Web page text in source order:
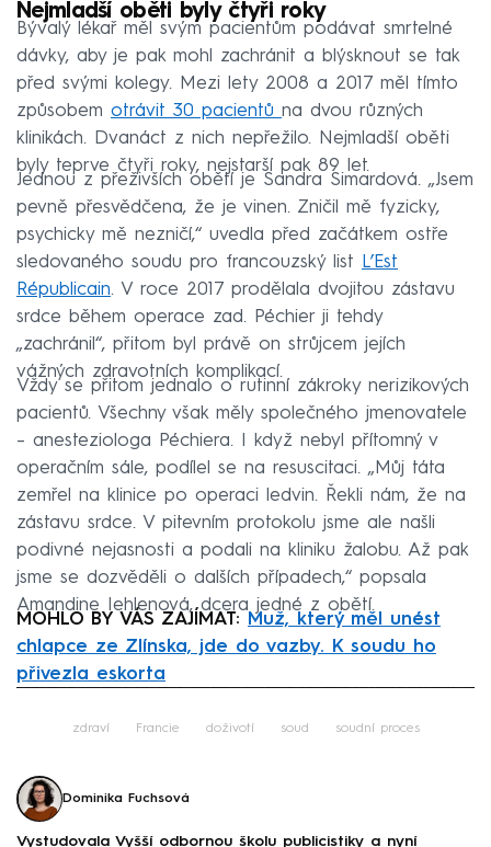
Nejmladší oběti byly čtyři roky
Bývalý lékař měl svým pacientům podávat smrtelné
dávky, aby je pak mohl zachránit a blýsknout se tak
před svými kolegy. Mezi lety 2008 a 2017 měl tímto
způsobem otrávit 30 pacientů na dvou různých
klinikách. Dvanáct z nich nepřežilo. Nejmladší oběti
byly teprve čtyři roky, nejstarší pak 89 let.
Jednou z přeživších obětí je Sandra Simardová. „Jsem
pevně přesvědčena, že je vinen. Zničil mě fyzicky,
psychicky mě nezničí,“ uvedla před začátkem ostře
sledovaného soudu pro francouzský list L’Est
Républicain. V roce 2017 prodělala dvojitou zástavu
srdce během operace zad. Péchier ji tehdy
„zachránil“, přitom byl právě on strůjcem jejích
vážných zdravotních komplikací.
Vždy se přitom jednalo o rutinní zákroky nerizikových
pacientů. Všechny však měly společného jmenovatele
– anesteziologa Péchiera. I když nebyl přítomný v
operačním sále, podílel se na resuscitaci. „Můj táta
zemřel na klinice po operaci ledvin. Řekli nám, že na
zástavu srdce. V pitevním protokolu jsme ale našli
podivné nejasnosti a podali na kliniku žalobu. Až pak
jsme se dozvěděli o dalších případech,“ popsala
Amandine Iehlenová, dcera jedné z obětí.
MOHLO BY VÁS ZAJÍMAT: Muž, který měl unést
chlapce ze Zlínska, jde do vazby. K soudu ho
přivezla eskorta
zdraví Francie doživotí soud soudní proces
Dominika Fuchsová
Vystudovala Vyšší odbornou školu publicistiky a nyní